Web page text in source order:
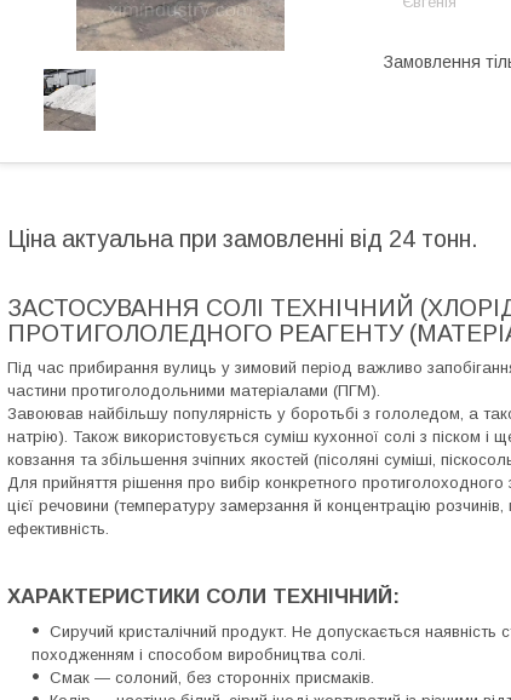
Замовлення
Ціна актуальна при замовленні від 24 тонн.
ЗАСТОСУВАННЯ СОЛІ ТЕХНІЧНИЙ
ПРОТИГОЛОЛЕДНОГО РЕАГЕНТУ
Під час прибирання вулиць у зимовий період важливо
частини протиголодольними матеріалами (ПГМ).
Завоював найбільшу популярність у боротьбі з гололедом, а
натрію). Також використовується суміш кухонної солі з піском
ковзання та збільшення зчіпних якостей (пісоляні суміші,
Для прийняття рішення про вибір конкретного
цієї речовини (температуру замерзання й концентрацію
ефективність.
ХАРАКТЕРИСТИКИ СОЛИ ТЕХНІЧНИЙ:
Сиручий кристалічний продукт. Не допускається наявність
походженням і способом виробництва солі.
Смак — солоний, без сторонніх присмаків.